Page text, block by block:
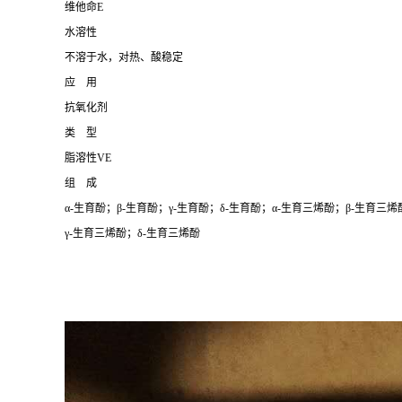
维他命E
水溶性
不溶于水，对热、酸稳定
应 用
抗氧化剂
类 型
脂溶性VE
组 成
α-生育酚；β-生育酚；γ-生育酚；δ-生育酚；α-生育三烯酚；β-生育三烯
γ-生育三烯酚；δ-生育三烯酚